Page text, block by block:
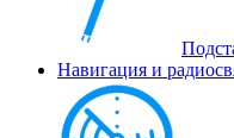
Навигация и